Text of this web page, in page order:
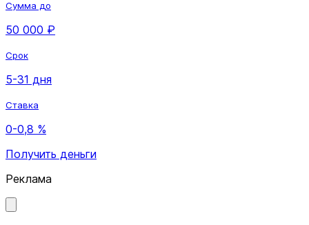
Сумма до
50 000 ₽
Срок
5-31 дня
Ставка
0-0,8 %
Получить деньги
Реклама